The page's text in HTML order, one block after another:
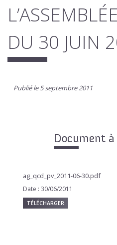
DU 30 JUIN
Publié le 5 septembre 2011
Document
ag_qcd_pv_2011-06-30.pdf
Date : 30/06/2011
TÉLÉCHARGER